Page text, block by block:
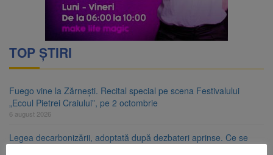
TOP ȘTIRI
Fuego vine la Zărnești. Recital special pe scena Festivalului
„Ecoul Pietrei Craiului”, pe 2 octombrie
6 august 2026
Legea decarbonizării, adoptată după dezbateri aprinse. Ce se